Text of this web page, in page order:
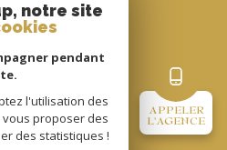
APPELER
L'AGENCE
notre site
pendant
l'utilisation des
proposer des
des statistiques !